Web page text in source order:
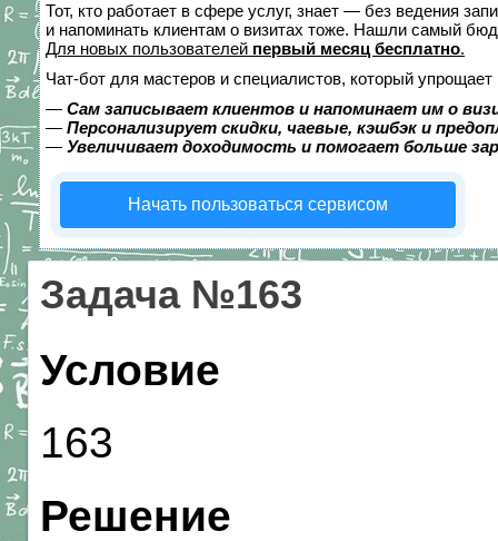
Тот, кто работает в сфере услуг, знает — без ведения
и напоминать клиентам о визитах тоже. Нашли самый
Для новых пользователей первый месяц бесплатно.
Чат-бот для мастеров и специалистов, который упрощает
— Сам записывает клиентов и напоминает им о
— Персонализирует скидки, чаевые, кэшбэк и
— Увеличивает доходимость и помогает больше
Начать пользоваться сервисом
Задача №163
Условие
163
Решение